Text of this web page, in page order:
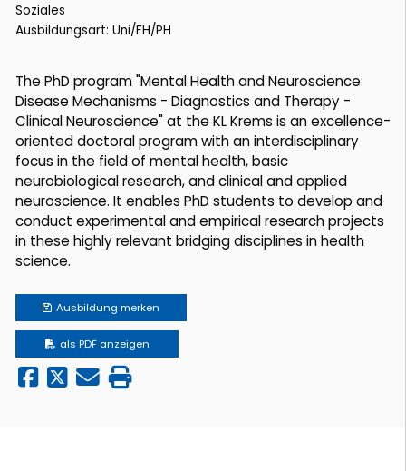
Soziales
Ausbildungsart: Uni/FH/PH
The PhD program "Mental Health and Neuroscience:
Disease Mechanisms - Diagnostics and Therapy -
Clinical Neuroscience" at the KL Krems is an excellence-
oriented doctoral program with an interdisciplinary
focus in the field of mental health, basic
neurobiological research, and clinical and applied
neuroscience. It enables PhD students to develop and
conduct experimental and empirical research projects
in these highly relevant bridging disciplines in health
science.
Ausbildung merken
als PDF anzeigen